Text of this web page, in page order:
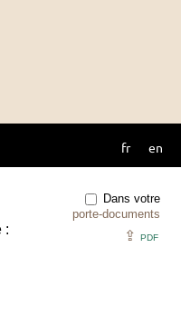
fr en
Dans votre
porte-documents
⇪ PDF
: